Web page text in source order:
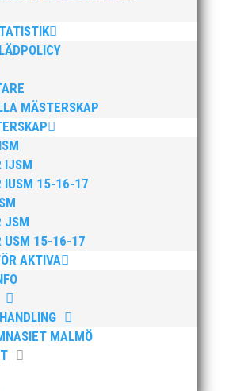
MÄSTERSKAP
IJSM
IUSM 15-16-17
JSM
USM 15-16-17
AKTIVA
MALMÖ
tidigare
SM 2026. Foto: Thomas
bilder från MAI:s Årsmöte